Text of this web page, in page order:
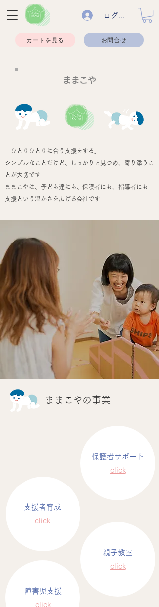
ログイン
カートを見る お問合せ
ままこや
​「ひとりひとりに合う支援をする」
シンプルなことだけど、しっかりと見つめ、寄り添うこ
とが大切です
ままこやは、子ども達にも、保護者にも、指導者にも
支援という温かさを広げる会社です
ままこやの事業
​保護者サポート
​​click
障害児支援
​​click
親子教室
​​click
支援者育成
click